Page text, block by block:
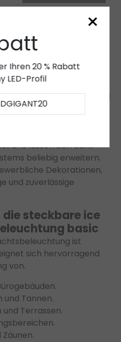
Ice Cap
– eine praktische und
stimmungsvolle
Innen- und
sind
und lassen sich dank
beliebig erweitern.
Dekorationen,
und zuverlässige
steckbare ice
basic
ist
sich hervorragend
von.
Tannen.
Terrassen.
×
Ihren 20 % Rabatt
LED-Profil